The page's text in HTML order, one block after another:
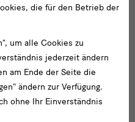
die für den Betrieb der
um alle Cookies zu
jederzeit ändern
am Ende der Seite die
ändern zur Verfügung.
ohne Ihr Einverständnis
Blog